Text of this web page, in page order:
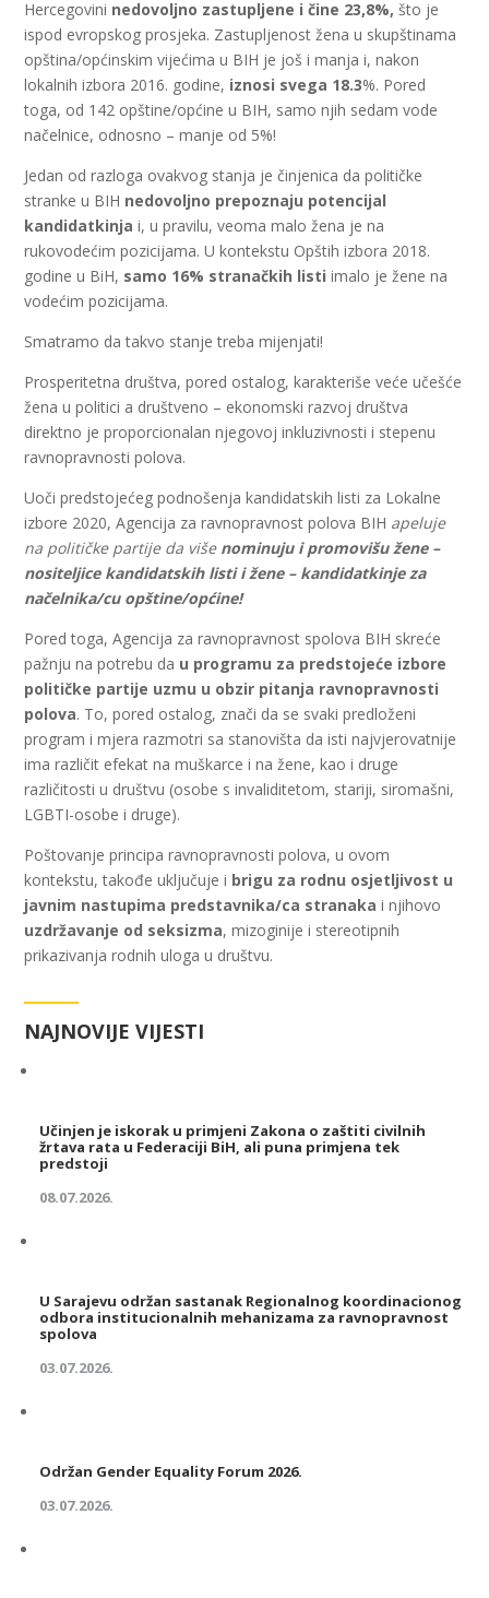
Hercegovini nedovoljno zastupljene i čine 23,8%, što je
ispod evropskog prosjeka. Zastupljenost žena u skupštinama
opština/općinskim vijećima u BIH je još i manja i, nakon
lokalnih izbora 2016. godine, iznosi svega 18.3%. Pored
toga, od 142 opštine/općine u BIH, samo njih sedam vode
načelnice, odnosno – manje od 5%!
Jedan od razloga ovakvog stanja je činjenica da političke
stranke u BIH nedovoljno prepoznaju potencijal
kandidatkinja i, u pravilu, veoma malo žena je na
rukovodećim pozicijama. U kontekstu Opštih izbora 2018.
godine u BiH, samo 16% stranačkih listi imalo je žene na
vodećim pozicijama.
Smatramo da takvo stanje treba mijenjati!
Prosperitetna društva, pored ostalog, karakteriše veće učešće
žena u politici a društveno – ekonomski razvoj društva
direktno je proporcionalan njegovoj inkluzivnosti i stepenu
ravnopravnosti polova.
Uoči predstojećeg podnošenja kandidatskih listi za Lokalne
izbore 2020, Agencija za ravnopravnost polova BIH apeluje
na političke partije da više nominuju i promovišu žene –
nositeljice kandidatskih listi i žene – kandidatkinje za
načelnika/cu opštine/općine!
Pored toga, Agencija za ravnopravnost spolova BIH skreće
pažnju na potrebu da u programu za predstojeće izbore
političke partije uzmu u obzir pitanja ravnopravnosti
polova. To, pored ostalog, znači da se svaki predloženi
program i mjera razmotri sa stanovišta da isti najvjerovatnije
ima različit efekat na muškarce i na žene, kao i druge
različitosti u društvu (osobe s invaliditetom, stariji, siromašni,
LGBTI-osobe i druge).
Poštovanje principa ravnopravnosti polova, u ovom
kontekstu, takođe uključuje i brigu za rodnu osjetljivost u
javnim nastupima predstavnika/ca stranaka i njihovo
uzdržavanje od seksizma, mizoginije i stereotipnih
prikazivanja rodnih uloga u društvu.
NAJNOVIJE VIJESTI
Učinjen je iskorak u primjeni Zakona o zaštiti civilnih
žrtava rata u Federaciji BiH, ali puna primjena tek
predstoji
08.07.2026.
U Sarajevu održan sastanak Regionalnog koordinacionog
odbora institucionalnih mehanizama za ravnopravnost
spolova
03.07.2026.
Održan Gender Equality Forum 2026.
03.07.2026.